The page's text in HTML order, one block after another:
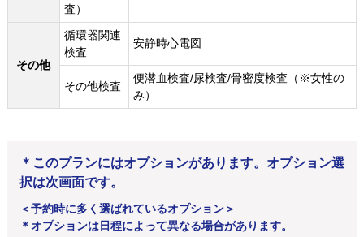
査）
その他
循環器関連
検査
安静時心電図
その他検査
便潜血検査/尿検査/骨密度検査（※女性の
み）
＊このプランにはオプションがあります。オプション選
択は次画面です。
＜予約時に多く選ばれているオプション＞
＊オプションは日程によって異なる場合があります。